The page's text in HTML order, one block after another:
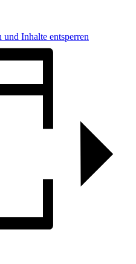
Inhalte entsperren